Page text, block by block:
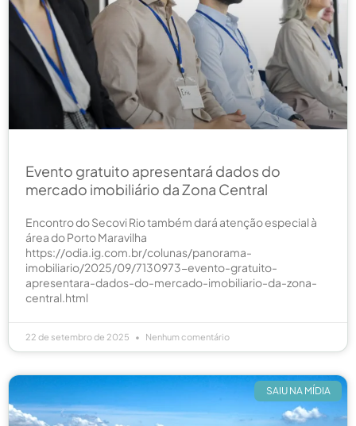
Evento gratuito apresentará dados do
mercado imobiliário da Zona Central
Encontro do Secovi Rio também dará atenção especial à
área do Porto Maravilha
https://odia.ig.com.br/colunas/panorama-
imobiliario/2025/09/7130973-evento-gratuito-
apresentara-dados-do-mercado-imobiliario-da-zona-
central.html
22 de setembro de 2025 Nenhum comentário
SAIU NA MÍDIA